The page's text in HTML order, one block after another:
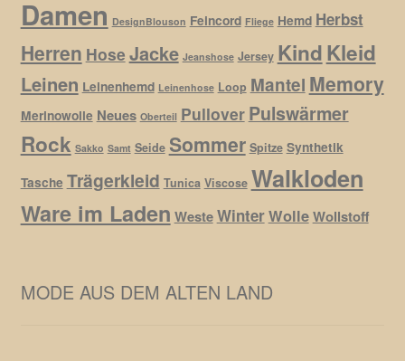
Damen DesignBlouson Feincord Fliege Hemd Herbst
Herren Hose Jacke Jeanshose Jersey KindKleid
Leinen Leinenhemd Leinenhose Loop Mantel Memory
Merinowolle Neues Oberteil Pullover Pulswärmer
Rock Sakko Samt Seide Sommer Spitze Synthetik
Tasche Trägerkleid Tunica Viscose Walkloden
Ware im Laden WesteWinterWolleWollstoff
MODE AUS DEM ALTEN LAND